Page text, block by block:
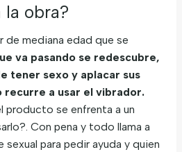
obra?
de mediana edad que se
va pasando se redescubre,
tener sexo y aplacar sus
recurre a usar el vibrador.
producto se enfrenta a un
Con pena y todo llama a
sexual para pedir ayuda y quien